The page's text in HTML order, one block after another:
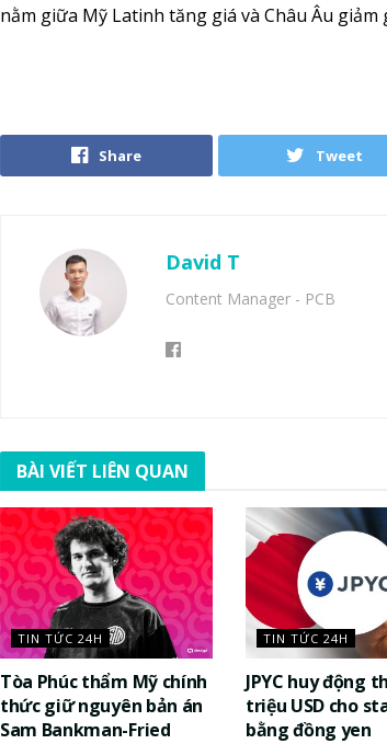
nằm giữa Mỹ Latinh tăng giá và Châu Âu giảm
Share Tweet
David T
Content Manager - PCB
BÀI VIẾT LIÊN QUAN
TIN TỨC 24H
Tòa Phúc thẩm Mỹ chính
thức giữ nguyên bản án
Sam Bankman-Fried
TIN TỨC 24H
JPYC huy động
triệu USD cho
bằng đồng yen